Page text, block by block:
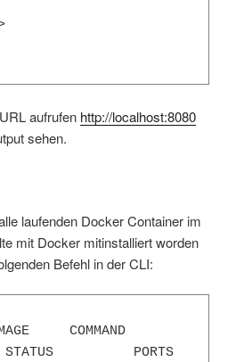
aufrufen http://localhost:8080
sehen.
laufenden Docker Container im
mit Docker mitinstalliert worden
Befehl in der CLI:
COMMAND
PORTS